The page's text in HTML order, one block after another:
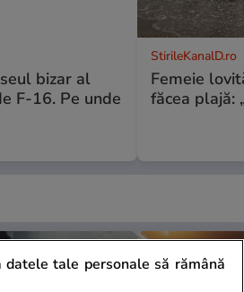
bizar al
F-16. Pe unde
StirileKanalD.ro
Femeie
făcea plajă:
datele tale personale să rămână